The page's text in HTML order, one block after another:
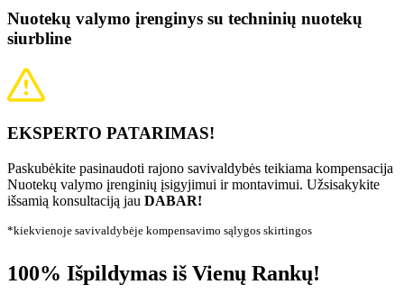
Nuotekų valymo įrenginys su techninių nuotekų
siurbline
EKSPERTO PATARIMAS!
Paskubėkite pasinaudoti rajono savivaldybės teikiama kompensacija
Nuotekų valymo įrenginių įsigyjimui ir montavimui. Užsisakykite
išsamią konsultaciją jau DABAR!
*kiekvienoje savivaldybėje kompensavimo sąlygos skirtingos
100% Išpildymas iš Vienų Rankų!